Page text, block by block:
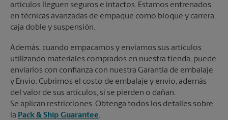
artículos lleguen seguros e intactos. Estamos entrenados
en técnicas avanzadas de empaque como bloque y carrera,
caja doble y suspensión.
Además, cuando empacamos y enviamos sus artículos
utilizando materiales comprados en nuestra tienda, puede
enviarlos con confianza con nuestra Garantía de embalaje
y Envío. Cubrimos el costo de embalaje y envío, además
del valor de sus artículos, si se pierden o dañan.
Se aplican restricciones. Obtenga todos los detalles sobre
la Pack & Ship Guarantee.